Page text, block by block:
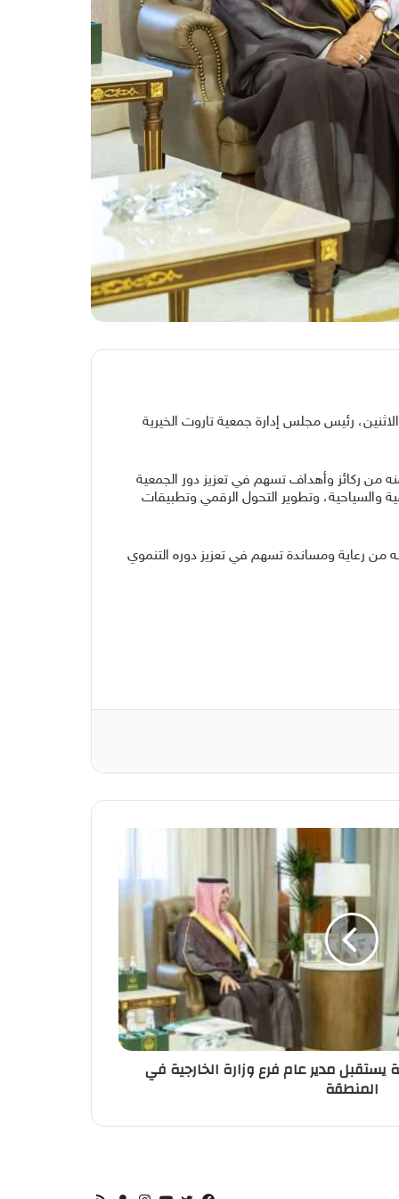
رئيس مجلس إدارة جمعية تاروت الخيرية
من ركائز وأهداف تسهم في تعزيز دور الجمعية
والسياحية، وتطوير التحول الرقمي وتطبيقات
من رعاية ومساندة تسهم في تعزيز دوره التنموي
مدير عام فرع وزارة الخارجية في
المنطقة